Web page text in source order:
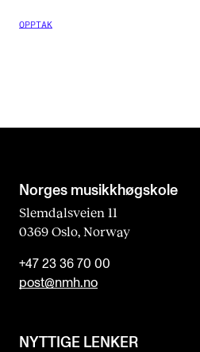
OPPTAK
Norges musikk­høgskole
Slemdalsveien 11
0369 Oslo, Norway
+47 23 36 70 00
post@nmh.no
NYTTIGE LENKER